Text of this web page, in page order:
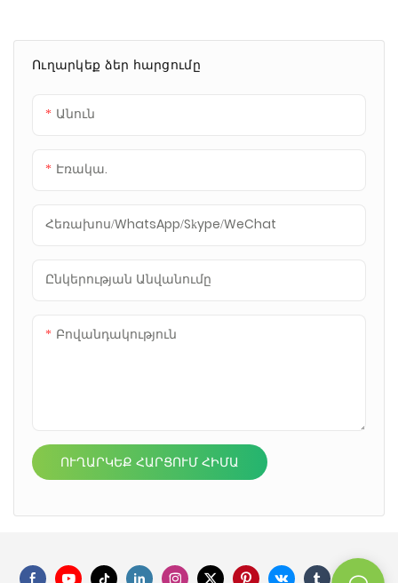
Ուղարկեք ձեր հարցումը
Անուն
Էռակա.
Հեռախոս/WhatsApp/Skype/WeChat
Ընկերության Անվանումը
Բովանդակություն
ՈՒՂԱՐԿԵՔ ՀԱՐՑՈՒՄ ՀԻՄԱ
հավաքածուներ
Աքսեսուարներ